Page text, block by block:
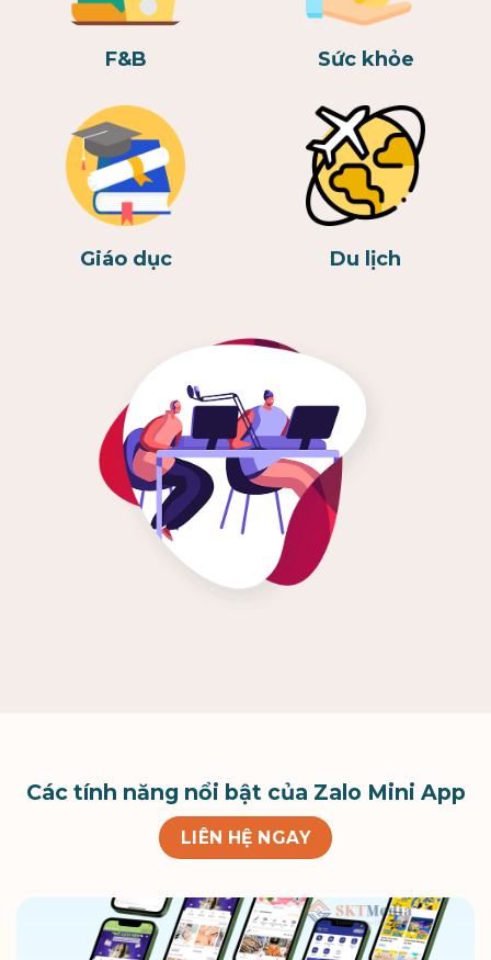
F&B Sức khỏe
Giáo dục Du lịch
Các tính năng nổi bật của Zalo Mini App
LIÊN HỆ NGAY